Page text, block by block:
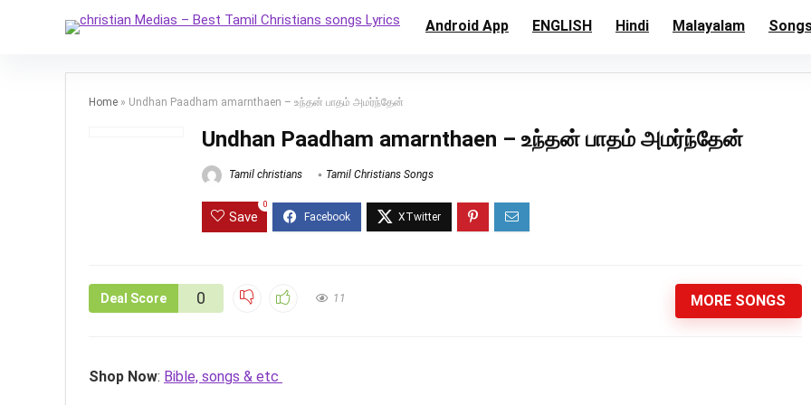
Android App ENGLISH Hindi Malayalam
Home » Undhan Paadham amarnthaen – உந்தன் பாதம் அமர்ந்தேன்
Undhan Paadham amarnthaen – உந்தன் பாதம் அமர்ந்தேன்
Tamil christians Tamil Christians Songs
Save
0
Deal Score 0 11 MORE SONGS
Shop Now: Bible, songs & etc